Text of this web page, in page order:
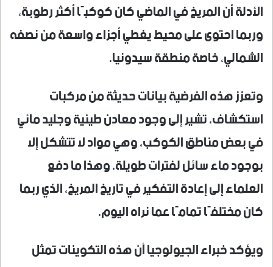
الأدلة أن المريخ في الماضي كان كوكبًا أكثر رطوبة،
وربما احتوى على محيط يغطي أجزاء واسعة من نصفه
الشمالي، خاصة منطقة سيدونيا.
وتعزز هذه الفرضية بيانات حديثة من مركبات
استكشاف، تشير إلى وجود معادن طينية وجليد مائي
في بعض مناطق الكوكب، وهي مواد لا تتشكل إلا
بوجود ماء سائل لفترات طويلة. وهذا ما دفع
العلماء إلى إعادة التفكير في تاريخ المريخ، الذي ربما
كان مختلفًا تمامًا عما نراه اليوم.
ويؤكد خبراء الجيولوجيا أن هذه التكوينات تمثل